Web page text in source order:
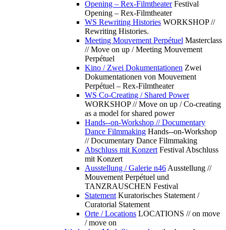
Opening – Rex-Filmtheater Festival
Opening – Rex-Filmtheater
WS Rewriting Histories WORKSHOP //
Rewriting Histories.
Meeting Mouvement Perpétuel Masterclass
// Move on up / Meeting Mouvement
Perpétuel
Kino / Zwei Dokumentationen Zwei
Dokumentationen von Mouvement
Perpétuel – Rex-Filmtheater
WS Co-Creating / Shared Power
WORKSHOP // Move on up / Co-creating
as a model for shared power
Hands--on-Workshop // Documentary
Dance Filmmaking Hands--on-Workshop
// Documentary Dance Filmmaking
Abschluss mit Konzert Festival Abschluss
mit Konzert
Ausstellung / Galerie n46 Ausstellung //
Mouvement Perpétuel und
TANZRAUSCHEN Festival
Statement Kuratorisches Statement /
Curatorial Statement
Orte / Locations LOCATIONS // on move
/ move on